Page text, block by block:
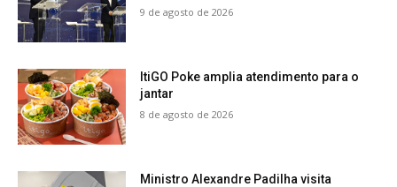
9 de agosto de 2026
ItiGO Poke amplia atendimento para o
jantar
8 de agosto de 2026
Ministro Alexandre Padilha visita